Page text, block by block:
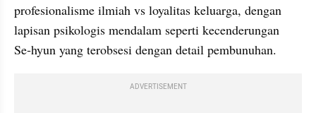
profesionalisme ilmiah vs loyalitas keluarga, dengan
lapisan psikologis mendalam seperti kecenderungan
Se‑hyun yang terobsesi dengan detail pembunuhan.
ADVERTISEMENT